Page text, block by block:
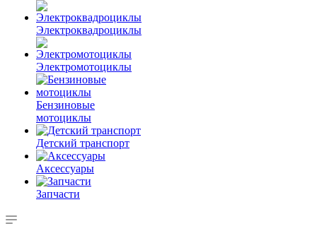
Электроквадроциклы
Электромотоциклы
Бензиновые
мотоциклы
Детский транспорт
Аксессуары
Запчасти